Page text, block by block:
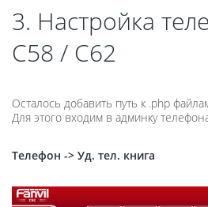
3. Настройка
C58 / C62
Осталось добавить путь к .php
Для этого входим в админку
Телефон -> Уд. тел. книга